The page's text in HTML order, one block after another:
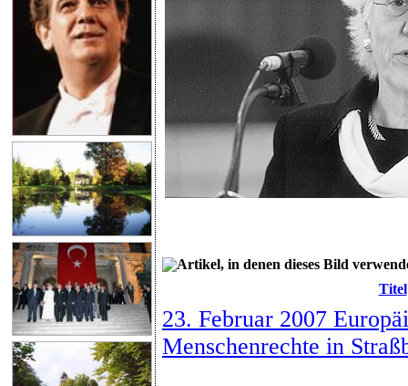
Artikel, in denen dieses Bild
Titel
23. Februar 2007
Menschenrechte in